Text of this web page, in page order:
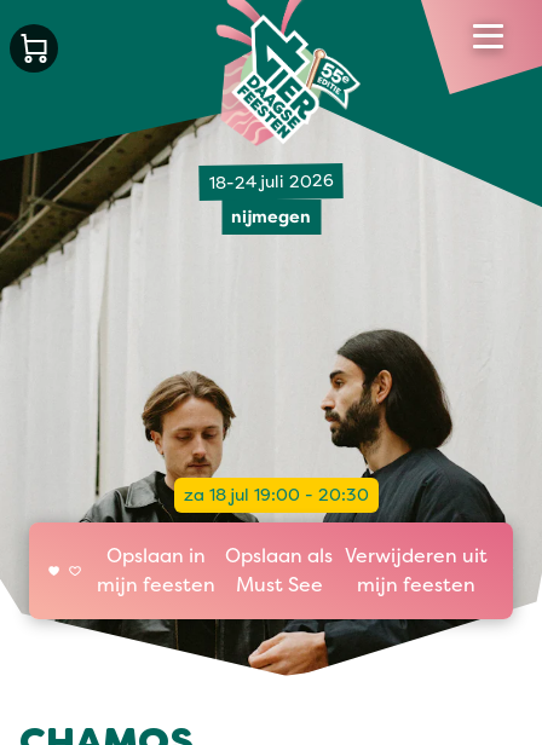
18-24 juli 2026
nijmegen
za 18 jul 19:00 - 20:30
Opslaan in
mijn feesten
Opslaan als
Must See
Verwijderen uit
mijn feesten